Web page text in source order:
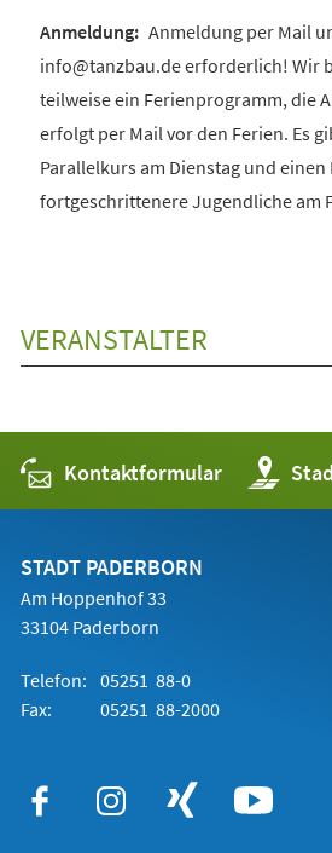
Anmeldung per Mail
info@tanzbau.de erforderlich! Wir
teilweise ein Ferienprogramm, die
erfolgt per Mail vor den Ferien. Es
Parallelkurs am Dienstag und
fortgeschrittenere Jugendliche am
VERANSTALTER
Kontaktformular (Öffnet
in
einem
STADT PADERBORN
Am Hoppenhof 33
33104 Paderborn
Telefon: 05251 88-0
Fax:
05251 88-2000